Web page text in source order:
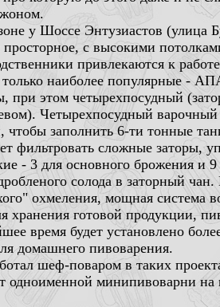
у Шоссе Энтузиастов
с высокими
привлекаются к
наиболее популярные -
при этом четырехпосудный
Четырехпосудный
чтобы заполнить 6-ти тонные
фильтровать сложные заторы,
- 3 для основного брожения и
солода в заторный
охмеления, мощная система
хранения готовой продукции,
время будет установлено
домашнего пивоварения.
шеф-поваром в таких
одноименной минипивоварни